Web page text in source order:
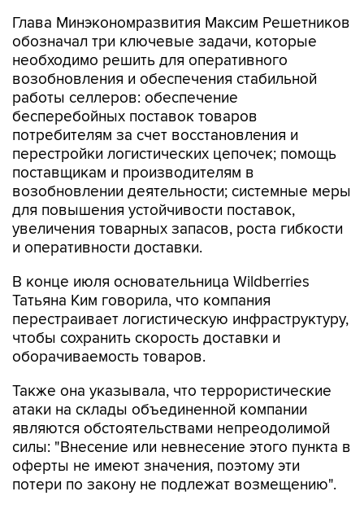
Глава Минэкономразвития Максим Решетников
обозначал три ключевые задачи, которые
необходимо решить для оперативного
возобновления и обеспечения стабильной
работы селлеров: обеспечение
бесперебойных поставок товаров
потребителям за счет восстановления и
перестройки логистических цепочек; помощь
поставщикам и производителям в
возобновлении деятельности; системные меры
для повышения устойчивости поставок,
увеличения товарных запасов, роста гибкости
и оперативности доставки.
В конце июля основательница Wildberries
Татьяна Ким говорила, что компания
перестраивает логистическую инфраструктуру,
чтобы сохранить скорость доставки и
оборачиваемость товаров.
Также она указывала, что террористические
атаки на склады объединенной компании
являются обстоятельствами непреодолимой
силы: "Внесение или невнесение этого пункта в
оферты не имеют значения, поэтому эти
потери по закону не подлежат возмещению".